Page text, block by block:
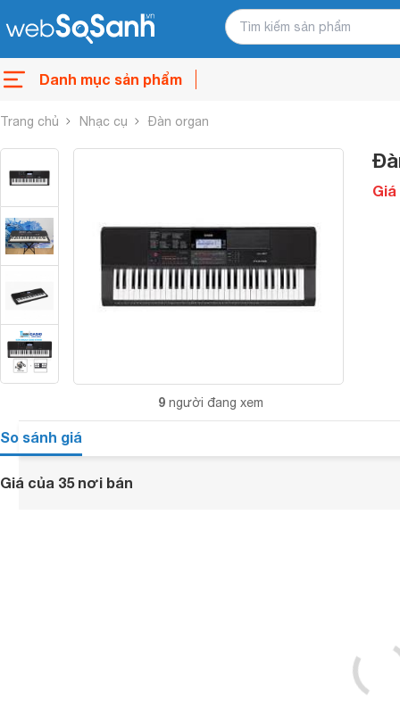
Danh mục sản phẩm
Trang chủ Nhạc cụ Đàn organ
9 người đang xem
Giá
So sánh giá
Giá của 35 nơi bán